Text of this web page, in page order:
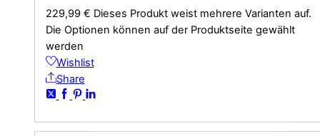
229,99 € Dieses Produkt weist mehrere Varianten auf.
Die Optionen können auf der Produktseite gewählt
werden
Wishlist
Share